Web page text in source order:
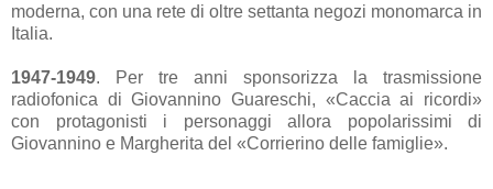
moderna, con una rete di oltre settanta negozi monomarca in
Italia.
1947-1949. Per tre anni sponsorizza la trasmissione
radiofonica di Giovannino Guareschi, «Caccia ai ricordi»
con protagonisti i personaggi allora popolarissimi di
Giovannino e Margherita del «Corrierino delle famiglie».